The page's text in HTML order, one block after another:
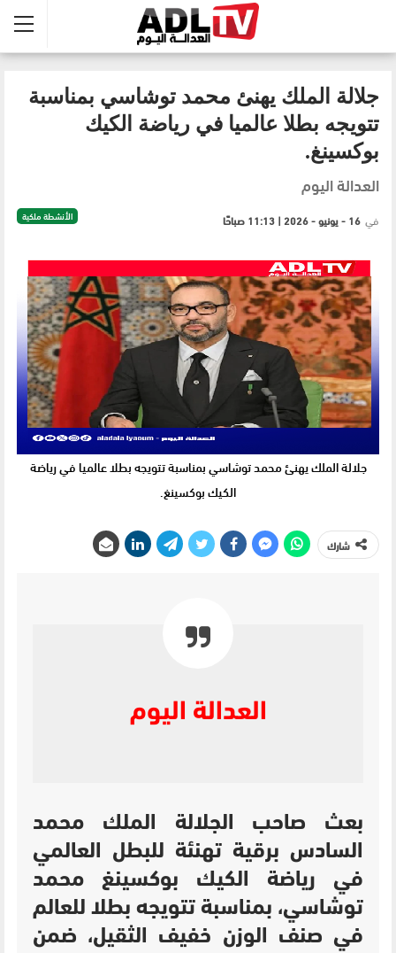
جلالة الملك يهنئ محمد توشاسي بمناسبة
تتويجه بطلا عالميا في رياضة الكيك
بوكسينغ.
العدالة اليوم
الأنشطة ملكية في 16 - يونيو - 2026 | 11:13 صباحًا
جلالة الملك يهنئ محمد توشاسي بمناسبة تتويجه بطلا عالميا في رياضة
الكيك بوكسينغ.
شارك
العدالة اليوم
بعث صاحب الجلالة الملك محمد
السادس برقية تهنئة للبطل العالمي
في رياضة الكيك بوكسينغ محمد
توشاسي، بمناسبة تتويجه بطلا للعالم
في صنف الوزن خفيف الثقيل، ضمن